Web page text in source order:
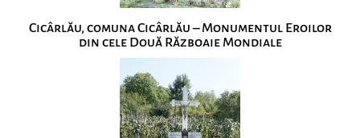
Cicârlău, comuna Cicârlău – Monumentul Eroilor
din cele Două Războaie Mondiale